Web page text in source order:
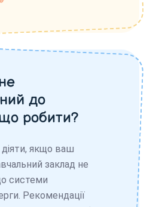
до
робити?
діяти, якщо ваш
заклад не
системи
Рекомендації